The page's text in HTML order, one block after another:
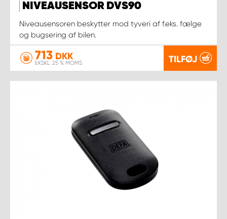
NIVEAUSENSOR DVS90
Niveausensoren beskytter mod tyveri af f.eks. fælge
og bugsering af bilen.
713 DKK
EKSKL. 25 % MOMS TILFØJ